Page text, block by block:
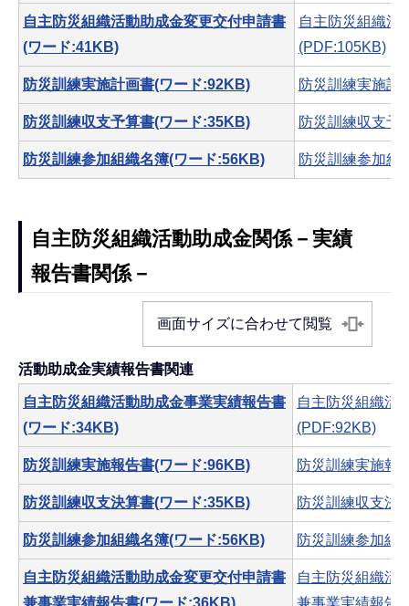
自主防災組織活動助成金変更交付申請書
(ワード:41KB)
自主防災組織活
(PDF:105KB)
防災訓練実施計画書(ワード:92KB) 防災訓練実施計
防災訓練収支予算書(ワード:35KB) 防災訓練収支予
防災訓練参加組織名簿(ワード:56KB) 防災訓練参加組
自主防災組織活動助成金関係－実績
報告書関係－
画面サイズに合わせて閲覧
活動助成金実績報告書関連
自主防災組織活動助成金事業実績報告書
(ワード:34KB)
自主防災組織活
(PDF:92KB)
防災訓練実施報告書(ワード:96KB) 防災訓練実施報
防災訓練収支決算書(ワード:35KB) 防災訓練収支決
防災訓練参加組織名簿(ワード:56KB) 防災訓練参加組
自主防災組織活動助成金変更交付申請書
兼事業実績報告書(ワード:36KB)
自主防災組織活
兼事業実績報告